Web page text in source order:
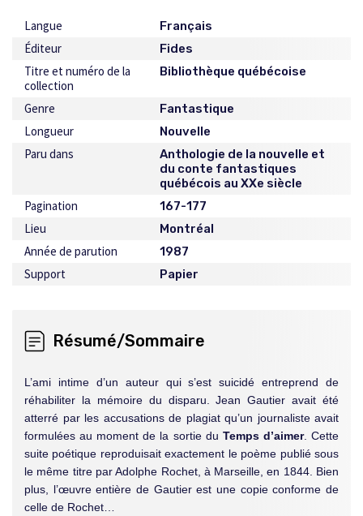
Langue Français
Éditeur Fides
Titre et numéro de la
collection
Bibliothèque québécoise
Genre Fantastique
Longueur Nouvelle
Paru dans
Anthologie de la nouvelle et
du conte fantastiques
québécois au XXe siècle
Pagination 167-177
Lieu Montréal
Année de parution 1987
Support Papier
Résumé/Sommaire
L’ami intime d’un auteur qui s’est suicidé entreprend de
réhabiliter la mémoire du disparu. Jean Gautier avait été
atterré par les accusations de plagiat qu’un journaliste avait
formulées au moment de la sortie du Temps d’aimer. Cette
suite poétique reproduisait exactement le poème publié sous
le même titre par Adolphe Rochet, à Marseille, en 1844. Bien
plus, l’œuvre entière de Gautier est une copie conforme de
celle de Rochet…